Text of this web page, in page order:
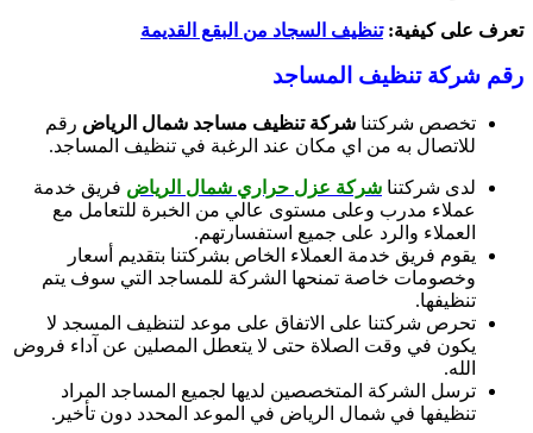
تعرف على كيفية:تنظيف السجاد من البقع القديمة
رقم شركة تنظيف المساجد
تخصص شركتنا شركة تنظيف مساجد شمال الرياض رقم
للاتصال به من اي مكان عند الرغبة في تنظيف المساجد.
لدى شركتنا شركة عزل حراري شمال الرياض فريق خدمة
عملاء مدرب وعلى مستوى عالي من الخبرة للتعامل مع
العملاء والرد على جميع استفسارتهم.
يقوم فريق خدمة العملاء الخاص بشركتنا بتقديم أسعار
وخصومات خاصة تمنحها الشركة للمساجد التي سوف يتم
تنظيفها.
تحرص شركتنا على الاتفاق على موعد لتنظيف المسجد لا
يكون في وقت الصلاة حتى لا يتعطل المصلين عن آداء فروض
الله.
ترسل الشركة المتخصصين لديها لجميع المساجد المراد
تنظيفها في شمال الرياض في الموعد المحدد دون تأخير.